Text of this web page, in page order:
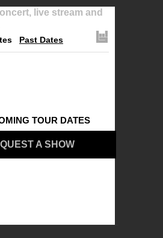
live stream and
Past Dates
TOUR DATES
A SHOW